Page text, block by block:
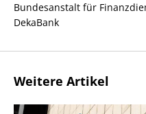
Bundesanstalt für
DekaBank
Weitere Artikel